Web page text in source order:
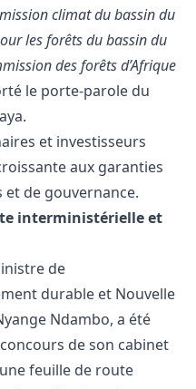
climat du bassin du
les forêts du bassin du
des forêts d’Afrique
le porte-parole du
et investisseurs
aux garanties
et de gouvernance.
interministérielle et
de
durable et Nouvelle
Ndambo, a été
de son cabinet
feuille de route